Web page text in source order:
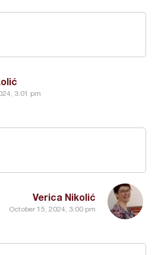
3:01 pm
Verica Nikolić
October 15, 2024, 3:00 pm